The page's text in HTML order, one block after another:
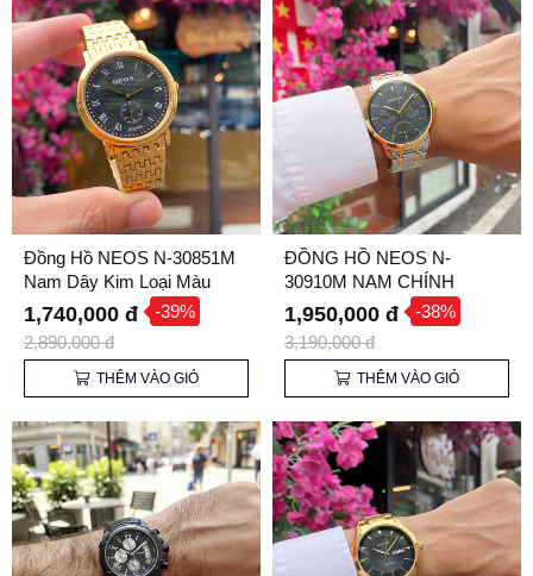
Đồng Hồ NEOS N-30851M
Nam Dây Kim Loại Màu
Vàng, Mặt Đen, Kính
Sapphire, Chống Nước
3ATM
1,740,000 đ -39%
2,890,000 đ
THÊM VÀO GIỎ
ĐỒNG HỒ NEOS N-
30910M NAM CHÍNH
HÃNG
1,950,000 đ -38%
3,190,000 đ
THÊM VÀO GIỎ